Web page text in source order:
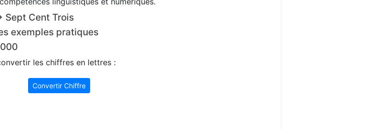
Sept Cent Trois
exemples pratiques
les chiffres en lettres :
Convertir Chiffre